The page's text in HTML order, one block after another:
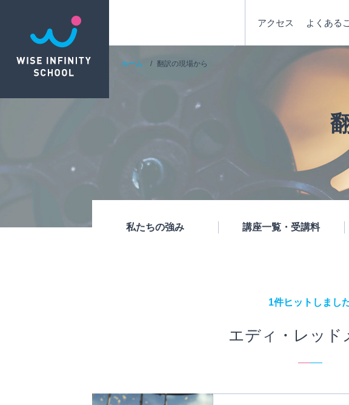
私たちの強み 講座一覧・受講料
アクセス よくある
ホーム 翻訳の現場から
1件ヒットしまし
エディ・レッド